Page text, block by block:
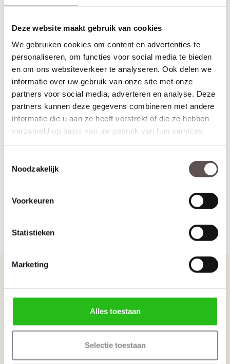
Deze website maakt gebruik van cookies
We gebruiken cookies om content en advertenties te
personaliseren, om functies voor social media te bieden
en om ons websiteverkeer te analyseren. Ook delen we
informatie over uw gebruik van onze site met onze
partners voor social media, adverteren en analyse. Deze
partners kunnen deze gegevens combineren met andere
informatie die u aan ze heeft verstrekt of die ze hebben
verzameld op basis van uw gebruik van hun services.
Noodzakelijk
Voorkeuren
Statistieken
Marketing
Alles toestaan
Selectie toestaan
verlaat.
Eenvoudig zelf de dagschoot omdraaien van de
meerpuntssluiting, hieronder zie je hoe je dat doet!
Terug naar Sloten & Deurbeslag
Opdekdeuren opmeten
Stompe deur heeft geen draairichting
Inmeten en montage